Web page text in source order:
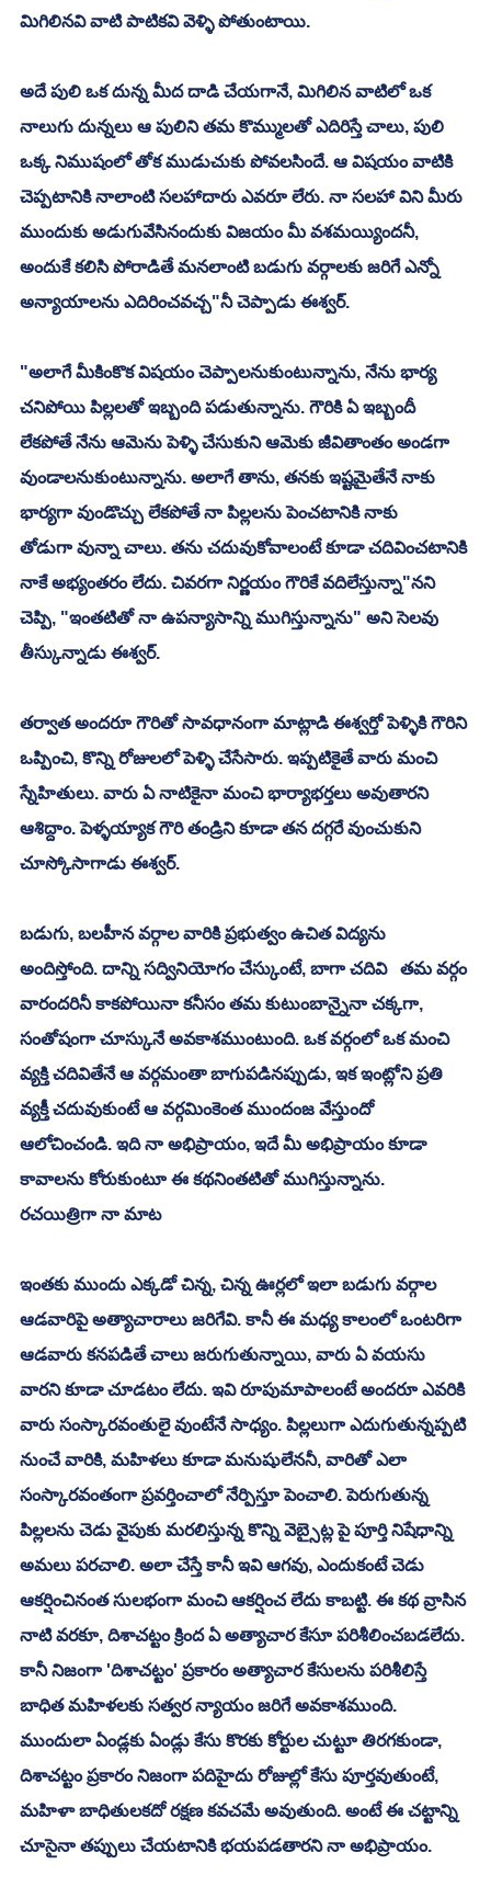
మిగిలినవి వాటి పాటికవి వెళ్ళి పోతుంటాయి.
అదే పులి ఒక దున్న మీద దాడి చేయగానే, మిగిలిన వాటిలో ఒక
నాలుగు దున్నలు ఆ పులిని తమ కొమ్ములతో ఎదిరిస్తే చాలు, పులి
ఒక్క నిముషంలో తోక ముడుచుకు పోవలసిందే. ఆ విషయం వాటికి
చెప్పటానికి నాలాంటి సలహాదారు ఎవరూ లేరు. నా సలహా విని మీరు
ముందుకు అడుగువేసినందుకు విజయం మీ వశమయ్యిందనీ,
అందుకే కలిసి పోరాడితే మనలాంటి బడుగు వర్గాలకు జరిగే ఎన్నో
అన్యాయాలను ఎదిరించవచ్చ"నీ చెప్పాడు ఈశ్వర్.
"అలాగే మీకింకొక విషయం చెప్పాలనుకుంటున్నాను, నేను భార్య
చనిపోయి పిల్లలతో ఇబ్బంది పడుతున్నాను. గౌరికి ఏ ఇబ్బందీ
లేకపోతే నేను ఆమెను పెళ్ళి చేసుకుని ఆమెకు జీవితాంతం అండగా
వుండాలనుకుంటున్నాను. అలాగే తాను, తనకు ఇష్టమైతేనే నాకు
భార్యగా వుండొచ్చు లేకపోతే నా పిల్లలను పెంచటానికి నాకు
తోడుగా వున్నా చాలు. తను చదువుకోవాలంటే కూడా చదివించటానికి
నాకే అభ్యంతరం లేదు. చివరగా నిర్ణయం గౌరికే వదిలేస్తున్నా"నని
చెప్పి, "ఇంతటితో నా ఉపన్యాసాన్ని ముగిస్తున్నాను" అని సెలవు
తీస్కున్నాడు ఈశ్వర్.
తర్వాత అందరూ గౌరితో సావధానంగా మాట్లాడి ఈశ్వర్తో పెళ్ళికి గౌరిని
ఒప్పించి, కొన్ని రోజులలో పెళ్ళి చేసేసారు. ఇప్పటికైతే వారు మంచి
స్నేహితులు. వారు ఏ నాటికైనా మంచి భార్యాభర్తలు అవుతారని
ఆశిద్దాం. పెళ్ళయ్యాక గౌరి తండ్రిని కూడా తన దగ్గరే వుంచుకుని
చూస్కోసాగాడు ఈశ్వర్.
బడుగు, బలహీన వర్గాల వారికి ప్రభుత్వం ఉచిత విద్యను
అందిస్తోంది. దాన్ని సద్వినియోగం చేస్కుంటే, బాగా చదివి   తమ వర్గం
వారందరినీ కాకపోయినా కనీసం తమ కుటుంబాన్నైనా చక్కగా,
సంతోషంగా చూస్కునే అవకాశముంటుంది. ఒక వర్గంలో ఒక మంచి
వ్యక్తి చదివితేనే ఆ వర్గమంతా బాగుపడినప్పుడు, ఇక ఇంట్లోని ప్రతి
వ్యక్తీ చదువుకుంటే ఆ వర్గమింకెంత ముందంజ వేస్తుందో
ఆలోచించండి. ఇది నా అభిప్రాయం, ఇదే మీ అభిప్రాయం కూడా
కావాలను కోరుకుంటూ ఈ కథనింతటితో ముగిస్తున్నాను.
రచయిత్రిగా నా మాట
ఇంతకు ముందు ఎక్కడో చిన్న, చిన్న ఊర్లలో ఇలా బడుగు వర్గాల
ఆడవారిపై అత్యాచారాలు జరిగేవి. కానీ ఈ మధ్య కాలంలో ఒంటరిగా
ఆడవారు కనపడితే చాలు జరుగుతున్నాయి, వారు ఏ వయసు
వారని కూడా చూడటం లేదు. ఇవి రూపుమాపాలంటే అందరూ ఎవరికి
వారు సంస్కారవంతులై వుంటేనే సాధ్యం. పిల్లలుగా ఎదుగుతున్నప్పటి
నుంచే వారికి, మహిళలు కూడా మనుషులేననీ, వారితో ఎలా
సంస్కారవంతంగా ప్రవర్తించాలో నేర్పిస్తూ పెంచాలి. పెరుగుతున్న
పిల్లలను చెడు వైపుకు మరలిస్తున్న కొన్ని వెబ్సైట్ల పై పూర్తి నిషేధాన్ని
అమలు పరచాలి. అలా చేస్తే కానీ ఇవి ఆగవు, ఎందుకంటే చెడు
ఆకర్షించినంత సులభంగా మంచి ఆకర్షించ లేదు కాబట్టి. ఈ కథ వ్రాసిన
నాటి వరకూ, దిశాచట్టం క్రింద ఏ అత్యాచార కేసూ పరిశీలించబడలేదు.
కానీ నిజంగా 'దిశాచట్టం' ప్రకారం అత్యాచార కేసులను పరిశీలిస్తే
బాధిత మహిళలకు సత్వర న్యాయం జరిగే అవకాశముంది.
ముందులా ఏండ్లకు ఏండ్లు కేసు కొరకు కోర్టుల చుట్టూ తిరగకుండా,
దిశాచట్టం ప్రకారం నిజంగా పదిహైదు రోజుల్లో కేసు పూర్తవుతుంటే,
మహిళా బాధితులకదో రక్షణ కవచమే అవుతుంది. అంటే ఈ చట్టాన్ని
చూసైనా తప్పులు చేయటానికి భయపడతారని నా అభిప్రాయం.